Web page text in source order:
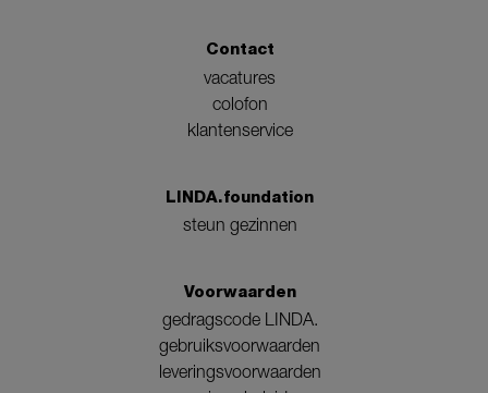
Contact
vacatures
colofon
klantenservice
LINDA.foundation
steun gezinnen
Voorwaarden
gedragscode LINDA.
gebruiksvoorwaarden
leveringsvoorwaarden